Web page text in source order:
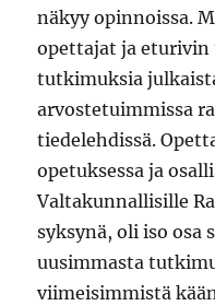
näkyy opinnoissa.
opettajat ja
tutkimuksia
arvostetuimmissa
tiedelehdissä.
opetuksessa ja
Valtakunnallisille
syksynä, oli iso osa
uusimmasta
viimeisimmistä